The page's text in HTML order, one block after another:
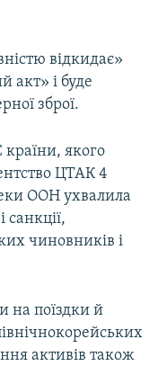
відкидає»
акт» і буде
зброї.
якого
ЦТАК 4
ООН ухвалила
чиновників і
на поїздки й
активів також